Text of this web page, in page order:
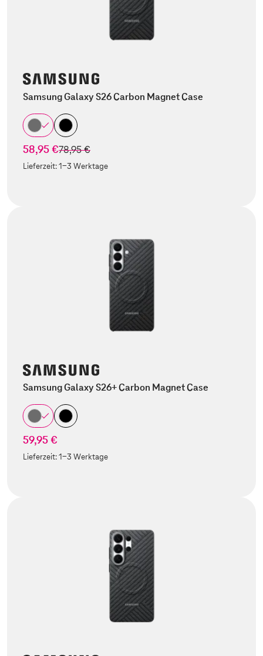
Samsung Galaxy S26 Carbon Magnet Case
58,95 €statt
78,95 €
Lieferzeit:1-3 Werktage
Samsung Galaxy S26+ Carbon Magnet Case
59,95 €
Lieferzeit:1-3 Werktage